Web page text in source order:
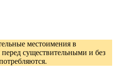
местоимения в
существительными и без